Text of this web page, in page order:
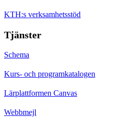
KTH:s verksamhetsstöd
Tjänster
Schema
Kurs- och programkatalogen
Lärplattformen Canvas
Webbmejl